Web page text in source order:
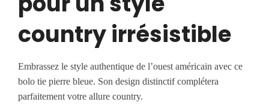
country irrésistible
Embrassez le style authentique de l’ouest américain avec ce
bolo tie pierre bleue. Son design distinctif complétera
parfaitement votre allure country.